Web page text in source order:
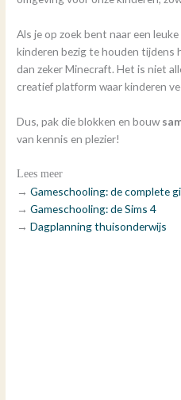
Als je op zoek bent naar een
kinderen bezig te houden tijdens
dan zeker Minecraft. Het is niet
creatief platform waar kinderen
Dus, pak die blokken en bouw
van kennis en plezier!
Lees meer
→Gameschooling: de complete
→Gameschooling: de Sims 4
→Dagplanning thuisonderwijs